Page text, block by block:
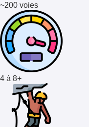
~200 voies
4 à 8+